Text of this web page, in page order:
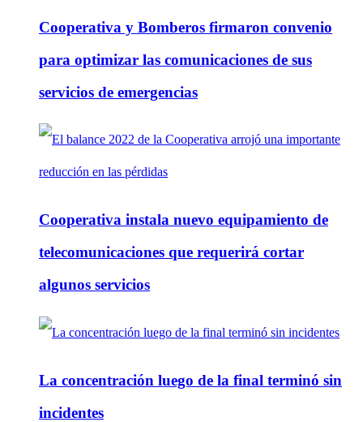
Cooperativa y Bomberos firmaron convenio
para optimizar las comunicaciones de sus
servicios de emergencias
Cooperativa instala nuevo equipamiento de
telecomunicaciones que requerirá cortar
algunos servicios
La concentración luego de la final terminó sin
incidentes